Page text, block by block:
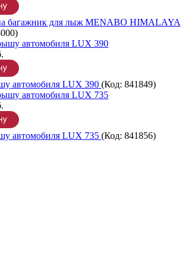
багажник для лыж MENABO HIMALAYA
)
автомобиля LUX 390 (Код: 841849)
автомобиля LUX 735 (Код: 841856)